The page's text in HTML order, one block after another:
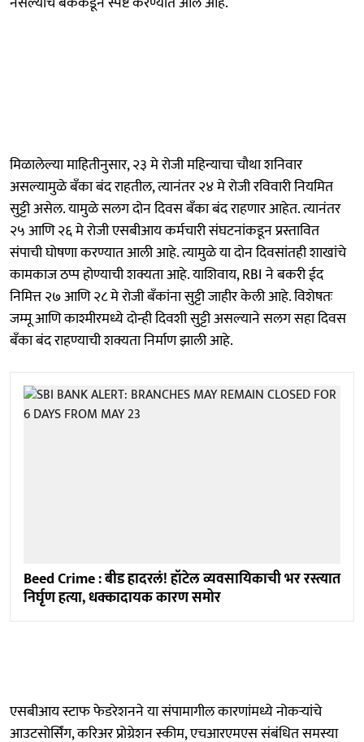
मिळालेल्या माहितीनुसार, २३ मे रोजी महिन्याचा चौथा शनिवार
असल्यामुळे बँका बंद राहतील, त्यानंतर २४ मे रोजी रविवारी नियमित
सुट्टी असेल. यामुळे सलग दोन दिवस बँका बंद राहणार आहेत. त्यानंतर
२५ आणि २६ मे रोजी एसबीआय कर्मचारी संघटनांकडून प्रस्तावित
संपाची घोषणा करण्यात आली आहे. त्यामुळे या दोन दिवसांतही शाखांचे
कामकाज ठप्प होण्याची शक्यता आहे. याशिवाय, RBI ने बकरी ईद
निमित्त २७ आणि २८ मे रोजी बँकांना सुट्टी जाहीर केली आहे. विशेषतः
जम्मू आणि काश्मीरमध्ये दोन्ही दिवशी सुट्टी असल्याने सलग सहा दिवस
बँका बंद राहण्याची शक्यता निर्माण झाली आहे.
Beed Crime : बीड हादरलं! हॉटेल व्यवसायिकाची भर रस्त्यात
निर्घृण हत्या, धक्कादायक कारण समोर
एसबीआय स्टाफ फेडरेशनने या संपामागील कारणांमध्ये नोकऱ्यांचे
आउटसोर्सिंग, करिअर प्रोग्रेशन स्कीम, एचआरएमएस संबंधित समस्या